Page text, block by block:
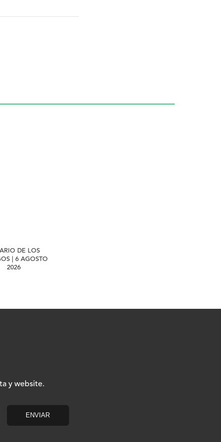
DE LOS
| 6 AGOSTO
2026
y website.